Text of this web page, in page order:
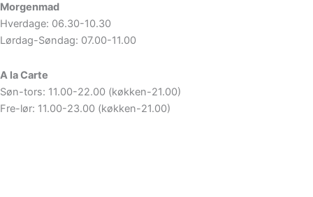
Morgenmad
Hverdage: 06.30-10.30
Lørdag-Søndag: 07.00-11.00
A la Carte
Søn-tors: 11.00-22.00 (køkken-21.00)
Fre-lør: 11.00-23.00 (køkken-21.00)